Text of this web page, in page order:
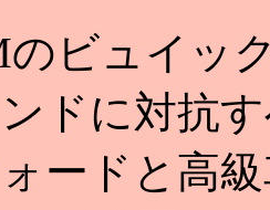
のビュイッ
ドに対抗
ードと高